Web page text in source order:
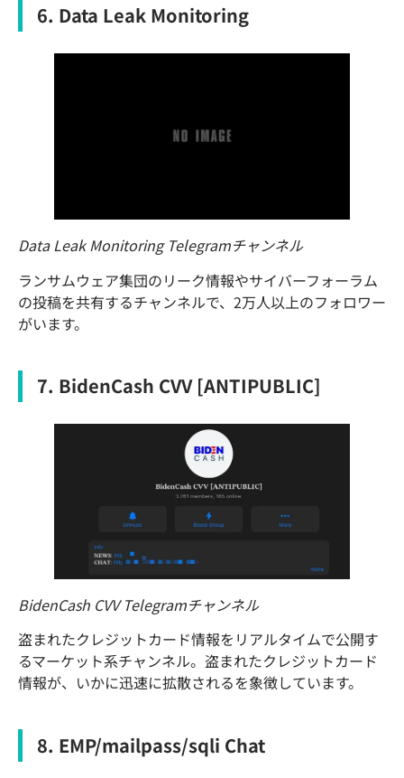
6. Data Leak Monitoring
Data Leak Monitoring Telegramチャンネル
ランサムウェア集団のリーク情報やサイバーフォーラム
の投稿を共有するチャンネルで、2万人以上のフォロワー
がいます。
7. BidenCash CVV [ANTIPUBLIC]
BidenCash CVV Telegramチャンネル
盗まれたクレジットカード情報をリアルタイムで公開す
るマーケット系チャンネル。盗まれたクレジットカード
情報が、いかに迅速に拡散されるを象徴しています。
8. EMP/mailpass/sqli Chat